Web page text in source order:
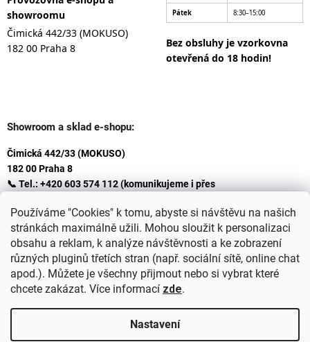
Používáme "Cookies" k tomu, abyste si návštěvu na našich
stránkách maximálně užili. Mohou sloužit k personalizaci
obsahu a reklam, k analýze návštěvnosti a ke zobrazení
různých pluginů třetích stran (např. sociální sítě, online chat
apod.). Můžete je všechny přijmout nebo si vybrat které
chcete zakázat. Více informací zde.
Nastavení
showroomu
Čimická 442/33 (MOKUSO)
182 00 Praha 8
Pátek 8:30–15:00
Bez obsluhy je vzorkovna
otevřená do 18 hodin!
Showroom a sklad e-shopu:
Čimická 442/33 (MOKUSO)
182 00 Praha 8
📞 Tel.: +420 603 574 112 (komunikujeme i přes
✉️ E-mail: info@ceskakoupelna.cz
Vytvořil Shoptet + plnenieshopu.cz